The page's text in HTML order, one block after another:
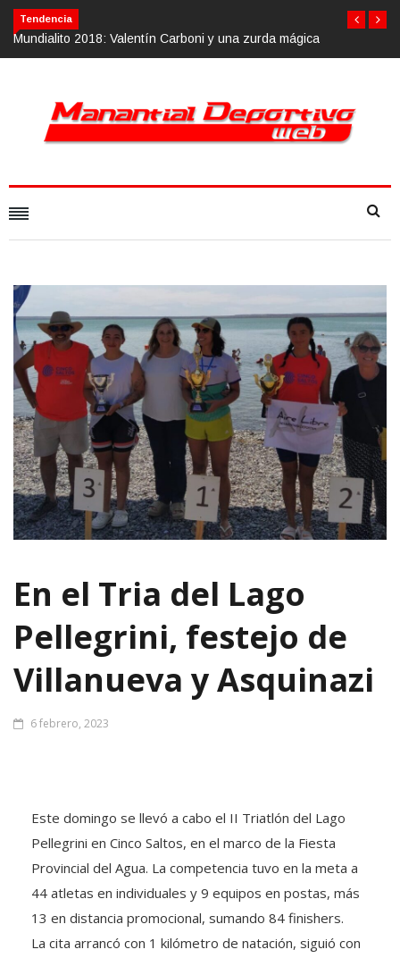
Tendencia
zurda mágicaCalvario Race 2018, 10 de noviembre
En el Tria del Lago
Pellegrini, festejo de
Villanueva y Asquinazi
6 febrero, 2023
Este domingo se llevó a cabo el II Triatlón del Lago
Pellegrini en Cinco Saltos, en el marco de la Fiesta
Provincial del Agua. La competencia tuvo en la meta a
44 atletas en individuales y 9 equipos en postas, más
13 en distancia promocional, sumando 84 finishers.
La cita arrancó con 1 kilómetro de natación, siguió con